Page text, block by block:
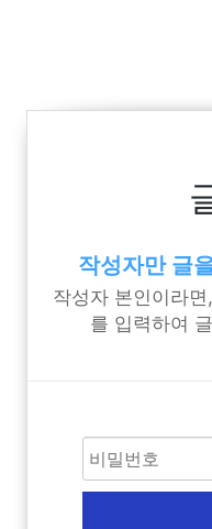
작성자만 글
작성자 본인이라
를 입력하여